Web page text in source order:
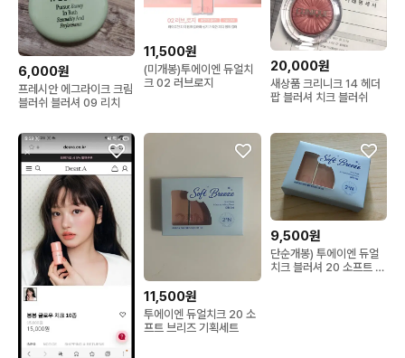
6,000원
프레시안 에그라이크 크림
블러쉬 블러셔 09 리치
11,500원
(미개봉)투에이엔 듀얼치
크 02 러브로지
20,000원
새상품 크리니크 14 헤더
팝 블러셔 치크 블러쉬
11,500원
투에이엔 듀얼치크 20 소
프트 브리즈 기획세트
9,500원
단순개봉) 투에이엔 듀얼
치크 블러셔 20 소프트 브